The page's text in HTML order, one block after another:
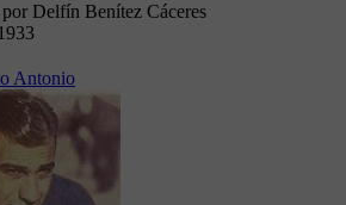
Delfín Benítez Cáceres
Antonio